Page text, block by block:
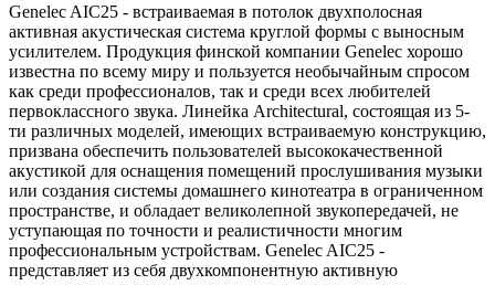
Genelec AIC25 - встраиваемая в потолок двухполосная
активная акустическая система круглой формы с выносным
усилителем. Продукция финской компании Genelec хорошо
известна по всему миру и пользуется необычайным спросом
как среди профессионалов, так и среди всех любителей
первоклассного звука. Линейка Architectural, состоящая из 5-
ти различных моделей, имеющих встраиваемую конструкцию,
призвана обеспечить пользователей высококачественной
акустикой для оснащения помещений прослушивания музыки
или создания системы домашнего кинотеатра в ограниченном
пространстве, и обладает великолепной звукопередачей, не
уступающая по точности и реалистичности многим
профессиональным устройствам. Genelec AIC25 -
представляет из себя двухкомпонентную активную